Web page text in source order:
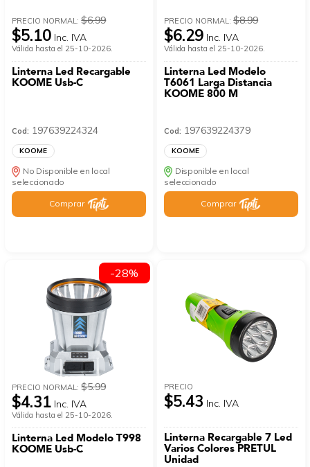
PRECIO NORMAL:$6.99
$5.10 Inc. IVA
Válida hasta el 25-10-2026.
Linterna Led Recargable
KOOME Usb-C
Cod: 197639224324
KOOME
No Disponible en local
seleccionado
Comprar
PRECIO NORMAL:$8.99
$6.29 Inc. IVA
Válida hasta el 25-10-2026.
Linterna Led Modelo
T6061 Larga Distancia
KOOME 800 M
Cod: 197639224379
KOOME
Disponible en local
seleccionado
Comprar
PRECIO NORMAL:$5.99
$4.31 Inc. IVA
Válida hasta el 25-10-2026.
Linterna Led Modelo T998
KOOME Usb-C
-28%
PRECIO
$5.43 Inc. IVA
Linterna Recargable 7 Led
Varios Colores PRETUL
Unidad